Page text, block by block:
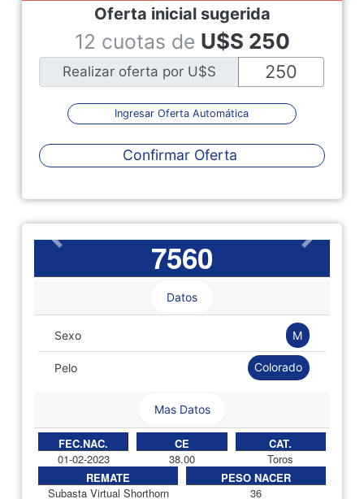
Oferta inicial sugerida
12 cuotas de U$S 250
Realizar oferta por U$S
Ingresar Oferta Automática
Confirmar Oferta
Anterior 7560
Datos
Sexo M
Pelo Colorado
Mas Datos
FEC.NAC.
01-02-2023
CE
38.00
CAT.
Toros
REMATE
Subasta Virtual Shorthorn
PESO NACER
36